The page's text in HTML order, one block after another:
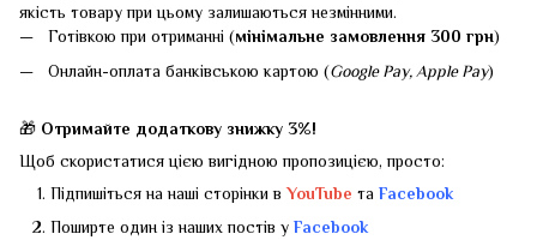
якість товару при цьому залишаються незмінними.
Готівкою при отриманні (мінімальне замовлення 300 грн)
Онлайн-оплата банківською картою (Google Pay, Apple Pay)
🎁 Отримайте додаткову знижку 3%!
Щоб скористатися цією вигідною пропозицією, просто:
Підпишіться на наші сторінки вYouTube та Facebook
Поширте один із наших постів у Facebook